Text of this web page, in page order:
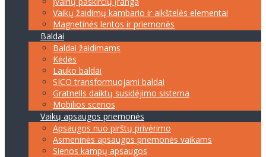
Vaikų žaidimų kambario ir aikštelės elementai
Magnetinės lentos ir priemonės
Baldai
Baldai žaidimams
Kėdės
Lauko baldai
SICO transformuojami baldai
Gratnells daiktų susidėjimo sistema
Mobilios scenos
Vaikų apsaugos priemonės
Apsaugos nuo pirštų privėrimo
Asmeninės apsaugos priemonės vaikams
Sienos kampų apsaugos